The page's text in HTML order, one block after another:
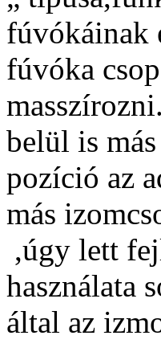
fúvókáinak
fúvóka
belül is
pozíció az
más
,úgy lett
használata
által az